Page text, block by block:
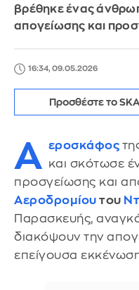
βρέθηκε ένας
απογείωσης και
16:34, 09.05.2026
Προσθέστε το
Α εροσκάφος
και σκότωσε
προσγείωσης και
Αεροδρομίου του
Παρασκευής,
διακόψουν την
επείγουσα